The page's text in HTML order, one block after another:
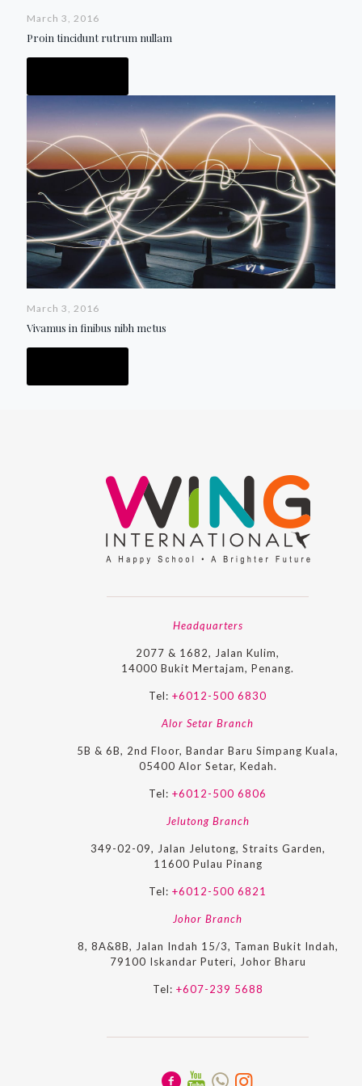
March 3, 2016
Proin tincidunt rutrum nullam
March 3, 2016
Vivamus in finibus nibh metus
Headquarters
2077 & 1682, Jalan Kulim,
14000 Bukit Mertajam, Penang.
Tel: +6012-500 6830
Alor Setar Branch
5B & 6B, 2nd Floor, Bandar Baru Simpang Kuala,
05400 Alor Setar, Kedah.
Tel: +6012-500 6806
Jelutong Branch
349-02-09, Jalan Jelutong, Straits Garden,
11600 Pulau Pinang
Tel: +6012-500 6821
Johor Branch
8, 8A&8B, Jalan Indah 15/3, Taman Bukit Indah,
79100 Iskandar Puteri, Johor Bharu
Tel: +607-239 5688